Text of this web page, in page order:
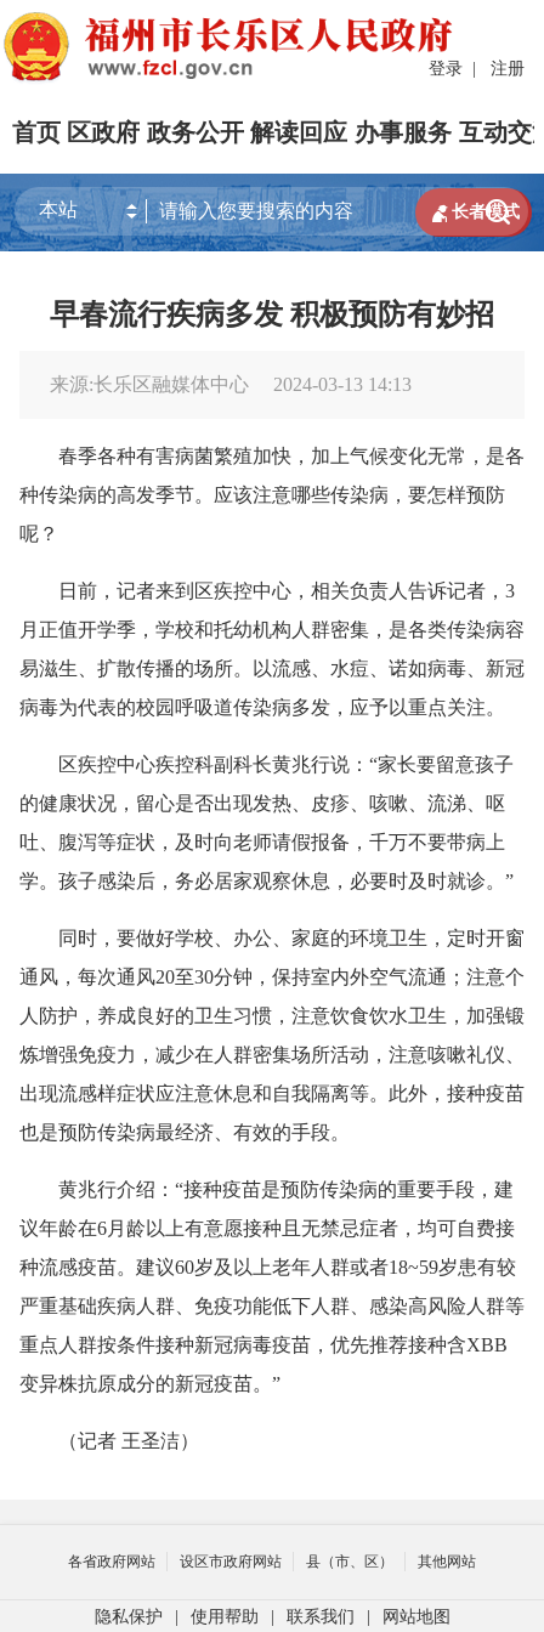
登录 | 注册
首页 区政府 政务公开 解读回应 办事服务 互动交

 长者模式
早春流行疾病多发 积极预防有妙招
来源:长乐区融媒体中心 2024-03-13 14:13
春季各种有害病菌繁殖加快，加上气候变化无常，是各
种传染病的高发季节。应该注意哪些传染病，要怎样预防
呢？
日前，记者来到区疾控中心，相关负责人告诉记者，3
月正值开学季，学校和托幼机构人群密集，是各类传染病容
易滋生、扩散传播的场所。以流感、水痘、诺如病毒、新冠
病毒为代表的校园呼吸道传染病多发，应予以重点关注。
区疾控中心疾控科副科长黄兆行说：“家长要留意孩子
的健康状况，留心是否出现发热、皮疹、咳嗽、流涕、呕
吐、腹泻等症状，及时向老师请假报备，千万不要带病上
学。孩子感染后，务必居家观察休息，必要时及时就诊。”
同时，要做好学校、办公、家庭的环境卫生，定时开窗
通风，每次通风20至30分钟，保持室内外空气流通；注意个
人防护，养成良好的卫生习惯，注意饮食饮水卫生，加强锻
炼增强免疫力，减少在人群密集场所活动，注意咳嗽礼仪、
出现流感样症状应注意休息和自我隔离等。此外，接种疫苗
也是预防传染病最经济、有效的手段。
黄兆行介绍：“接种疫苗是预防传染病的重要手段，建
议年龄在6月龄以上有意愿接种且无禁忌症者，均可自费接
种流感疫苗。建议60岁及以上老年人群或者18~59岁患有较
严重基础疾病人群、免疫功能低下人群、感染高风险人群等
重点人群按条件接种新冠病毒疫苗，优先推荐接种含XBB
变异株抗原成分的新冠疫苗。”
（记者 王圣洁）
各省政府网站 设区市政府网站 县（市、区） 其他网站
隐私保护 使用帮助 联系我们 网站地图